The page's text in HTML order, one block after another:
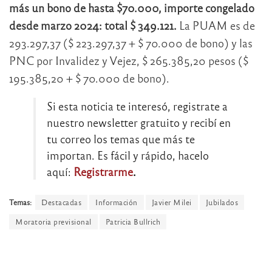
más un bono de hasta $70.000, importe congelado
desde marzo 2024: total $ 349.121. La PUAM es de
293.297,37 ($ 223.297,37 + $ 70.000 de bono) y las
PNC por Invalidez y Vejez, $ 265.385,20 pesos ($
195.385,20 + $ 70.000 de bono).
Si esta noticia te interesó, registrate a
nuestro newsletter gratuito y recibí en
tu correo los temas que más te
importan. Es fácil y rápido, hacelo
aquí: Registrarme.
Temas: Destacadas Información Javier Milei
Jubilados
Moratoria previsional
Patricia Bullrich